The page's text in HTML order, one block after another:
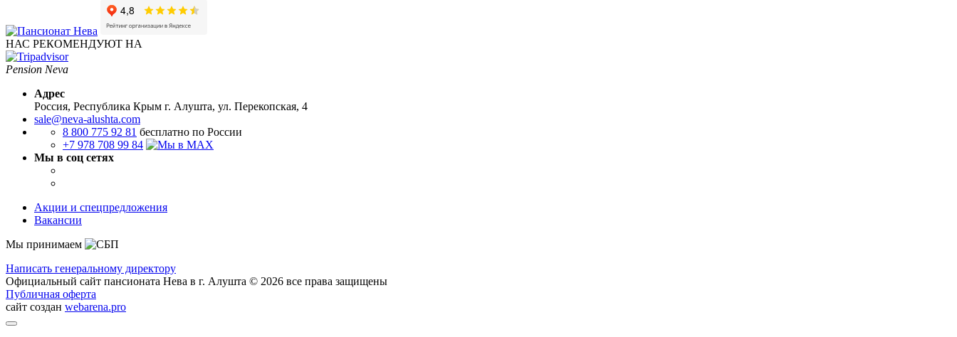
НАС РЕКОМЕНДУЮТ НА
Pension Neva
Адрес
Россия, Республика Крым г. Алушта, ул. Перекопская, 4
sale@neva-alushta.com
8 800 775 92 81 бесплатно по России
+7 978 708 99 84
Мы в соц сетях
Акции и спецпредложения
Вакансии
Мы принимаем
Написать генеральному директору
Официальный сайт пансионата Нева в г. Алушта © 2026 все права защищены
Публичная оферта
сайт создан webarena.pro